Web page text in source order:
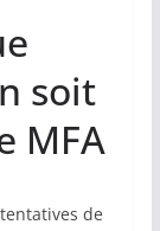
soit
MFA
de